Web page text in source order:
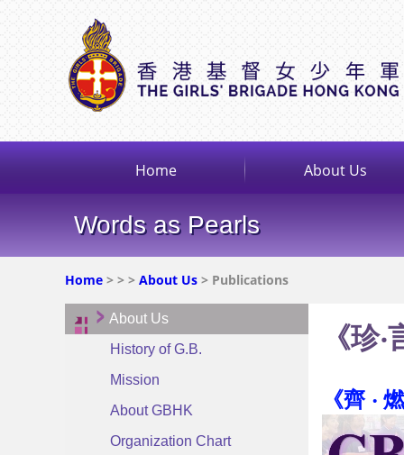
Home About Us
Words as Pearls
Home > > > About Us > Publications
About Us
History of G.B.
Mission
About GBHK
Organization Chart
《珍‧
《齊 ‧